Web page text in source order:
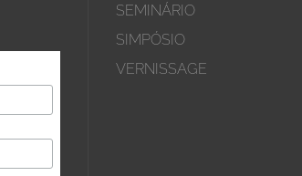
SEMINÁRIO
SIMPÓSIO
VERNISSAGE